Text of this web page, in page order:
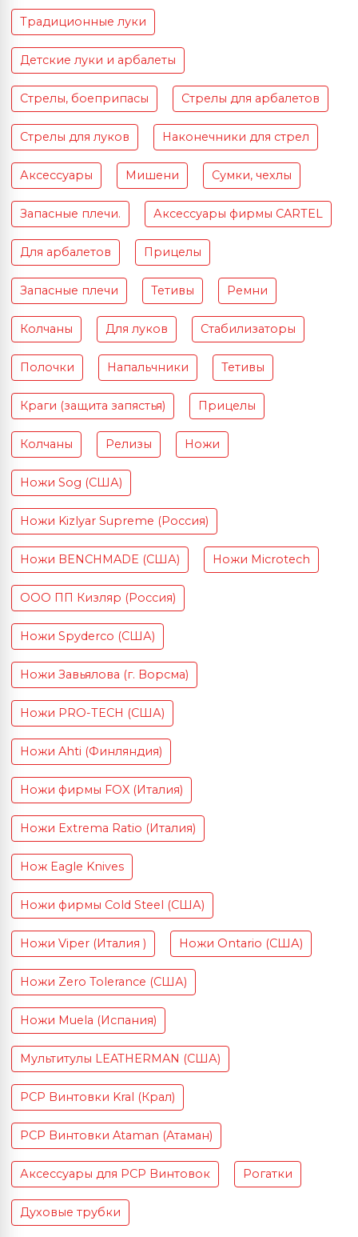
Традиционные луки
Детские луки и арбалеты
Стрелы, боеприпасы Стрелы для арбалетов
Стрелы для луков Наконечники для стрел
Аксессуары Мишени Сумки, чехлы
Запасные плечи. Аксессуары фирмы CARTEL
Для арбалетов Прицелы
Запасные плечи Тетивы Ремни
Колчаны Для луков Стабилизаторы
Полочки Напальчники Тетивы
Краги (защита запястья) Прицелы
Колчаны Релизы Ножи
Ножи Sog (США)
Ножи Kizlyar Supreme (Россия)
Ножи BENCHMADE (США) Ножи Microtech
ООО ПП Кизляр (Россия)
Ножи Spyderco (США)
Ножи Завьялова (г. Ворсма)
Ножи PRO-TECH (США)
Ножи Ahti (Финляндия)
Ножи фирмы FOX (Италия)
Ножи Extrema Ratio (Италия)
Нож Eagle Knives
Ножи фирмы Cold Steel (США)
Ножи Viper (Италия ) Ножи Ontario (США)
Ножи Zero Tolerance (США)
Ножи Muela (Испания)
Мультитулы LEATHERMAN (США)
PCP Винтовки Kral (Крал)
PCP Винтовки Ataman (Атаман)
Аксессуары для PCP Винтовок Рогатки
Духовые трубки